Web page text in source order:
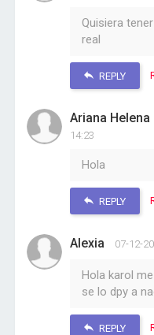
Quisiera
real
REPLY
Ariana
14:23
Hola
REPLY
Alexia 07-12-
Hola karol
se lo dpy a
REPLY